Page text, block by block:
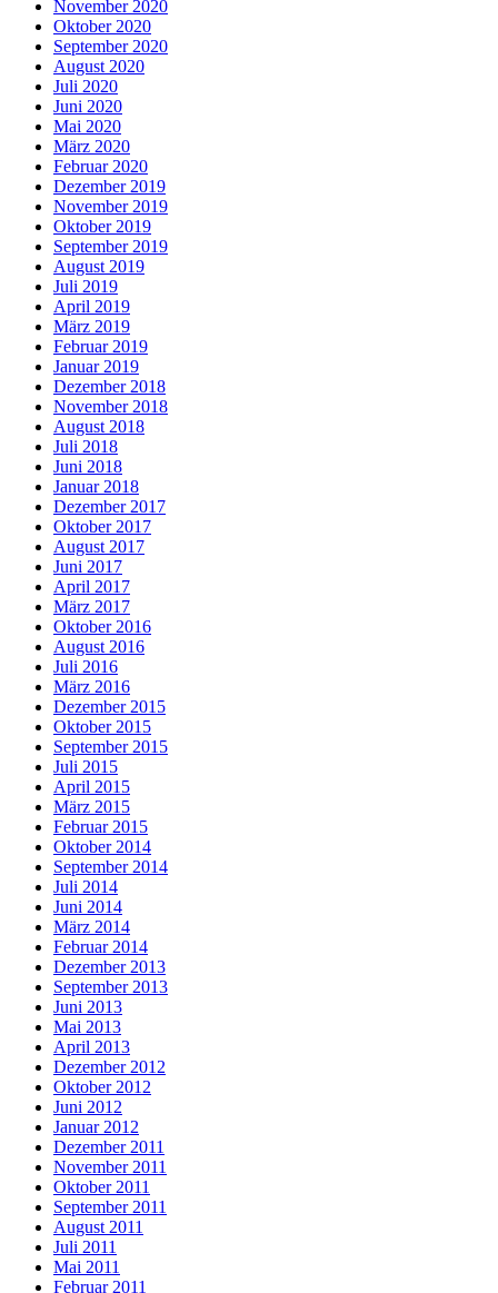
November 2020
Oktober 2020
September 2020
August 2020
Juli 2020
Juni 2020
Mai 2020
März 2020
Februar 2020
Dezember 2019
November 2019
Oktober 2019
September 2019
August 2019
Juli 2019
April 2019
März 2019
Februar 2019
Januar 2019
Dezember 2018
November 2018
August 2018
Juli 2018
Juni 2018
Januar 2018
Dezember 2017
Oktober 2017
August 2017
Juni 2017
April 2017
März 2017
Oktober 2016
August 2016
Juli 2016
März 2016
Dezember 2015
Oktober 2015
September 2015
Juli 2015
April 2015
März 2015
Februar 2015
Oktober 2014
September 2014
Juli 2014
Juni 2014
März 2014
Februar 2014
Dezember 2013
September 2013
Juni 2013
Mai 2013
April 2013
Dezember 2012
Oktober 2012
Juni 2012
Januar 2012
Dezember 2011
November 2011
Oktober 2011
September 2011
August 2011
Juli 2011
Mai 2011
Februar 2011